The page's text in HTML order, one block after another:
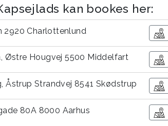
kan bookes her:
2920 Charlottenlund
Østre Hougvej 5500 Middelfart
Åstrup Strandvej 8541 Skødstrup
80A 8000 Aarhus